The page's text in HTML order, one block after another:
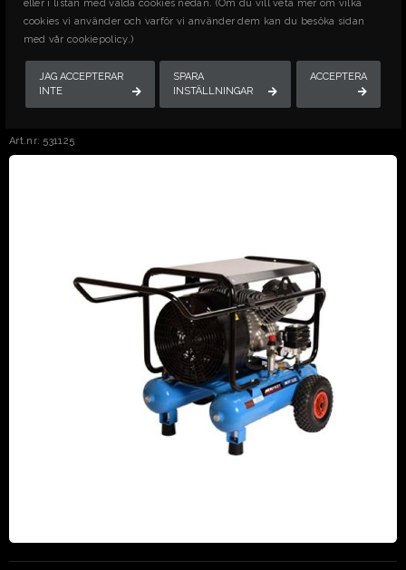
KOMPRESSOR, ELDRIVEN, < 700
Art.nr: 531125
eller i listan med valda cookies nedan. (Om du vill veta mer om vilka
cookies vi använder och varför vi använder dem kan du besöka sidan
med vår cookiepolicy.)
JAG ACCEPTERAR
INTE
SPARA
INSTÄLLNINGAR
ACCEPTERA